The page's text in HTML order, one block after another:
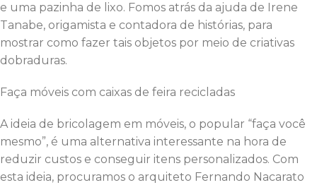
e uma pazinha de lixo. Fomos atrás da ajuda de Irene
Tanabe, origamista e contadora de histórias, para
mostrar como fazer tais objetos por meio de criativas
dobraduras.
Faça móveis com caixas de feira recicladas
A ideia de bricolagem em móveis, o popular “faça você
mesmo”, é uma alternativa interessante na hora de
reduzir custos e conseguir itens personalizados. Com
esta ideia, procuramos o arquiteto Fernando Nacarato